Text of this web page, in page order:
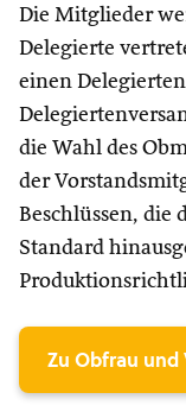
Die Mitglieder
Delegierte
einen
die Wahl des
der
Beschlüssen, die
Standard
Zu Obfrau und